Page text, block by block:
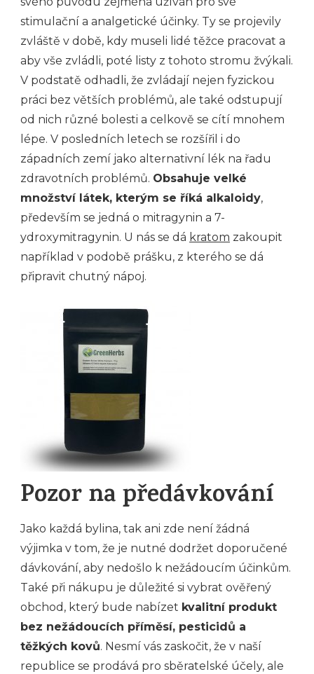
stimulační a analgetické účinky. Ty se projevily
zvláště v době, kdy museli lidé těžce pracovat a
aby vše zvládli, poté listy z tohoto stromu žvýkali.
V podstatě odhadli, že zvládají nejen fyzickou
práci bez větších problémů, ale také odstupují
od nich různé bolesti a celkově se cítí mnohem
lépe. V posledních letech se rozšířil i do
západních zemí jako alternativní lék na řadu
zdravotních problémů. Obsahuje velké
množství látek, kterým se říká alkaloidy,
především se jedná o mitragynin a 7-
ydroxymitragynin. U nás se dá kratom zakoupit
například v podobě prášku, z kterého se dá
připravit chutný nápoj.
Pozor na předávkování
Jako každá bylina, tak ani zde není žádná
výjimka v tom, že je nutné dodržet doporučené
dávkování, aby nedošlo k nežádoucím účinkům.
Také při nákupu je důležité si vybrat ověřený
obchod, který bude nabízet kvalitní produkt
bez nežádoucích příměsí, pesticidů a
těžkých kovů. Nesmí vás zaskočit, že v naší
republice se prodává pro sběratelské účely, ale